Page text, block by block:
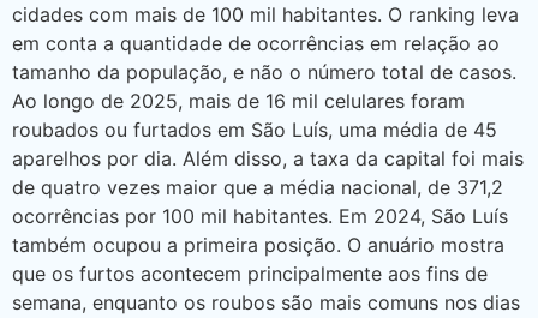
cidades com mais de 100 mil habitantes. O ranking leva
em conta a quantidade de ocorrências em relação ao
tamanho da população, e não o número total de casos.
Ao longo de 2025, mais de 16 mil celulares foram
roubados ou furtados em São Luís, uma média de 45
aparelhos por dia. Além disso, a taxa da capital foi mais
de quatro vezes maior que a média nacional, de 371,2
ocorrências por 100 mil habitantes. Em 2024, São Luís
também ocupou a primeira posição. O anuário mostra
que os furtos acontecem principalmente aos fins de
semana, enquanto os roubos são mais comuns nos dias